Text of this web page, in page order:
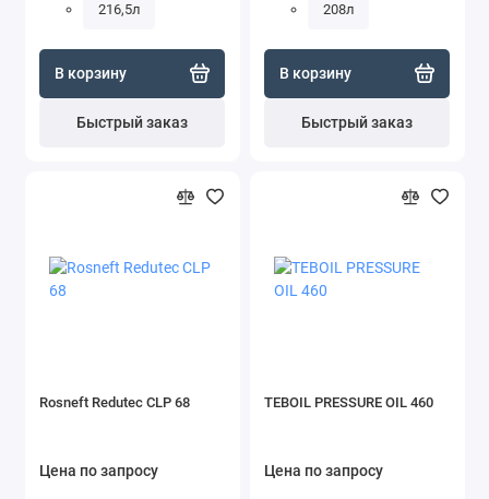
216,5л
В корзину
Быстрый заказ
208л
В корзину
Быстрый заказ
Rosneft Redutec CLP 68
Цена по запросу
TEBOIL PRESSURE OIL 460
Цена по запросу